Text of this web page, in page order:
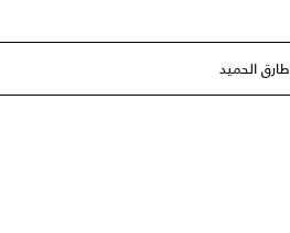
طارق الحميد